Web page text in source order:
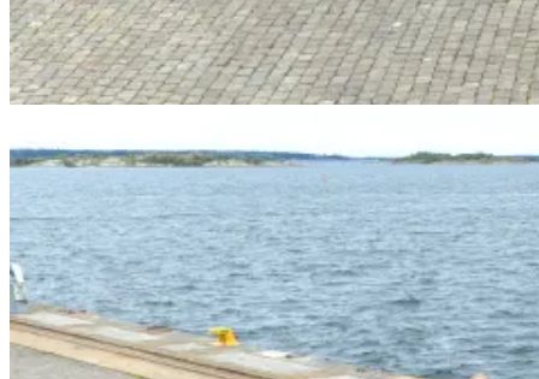
Stöd vid etablering
Innovation
Tillgång till marknader
Arbetskraft
Artiklar
Kontakt